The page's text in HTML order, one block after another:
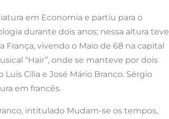
em Economia e partiu para o
durante dois anos; nessa altura teve
França, vivendo o Maio de 68 na capital
“Hair”, onde se manteve por dois
Cília e José Mário Branco. Sérgio
em francês.
intitulado Mudam-se os tempos,